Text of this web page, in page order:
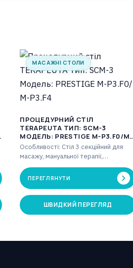
МАСАЖНІ СТОЛИ
ПРОЦЕДУРНИЙ СТІЛ
TERAPEUTA ТИП: SCM-3
МОДЕЛЬ: PRESTIGE М-P3.F0/М-
P3.F4
Особливості: Стіл 3 секційний для
масажу, мануальної терапії,
фізіотерапії. Постуральний дренаж
за допомогою електродвигуна, що
керується…
ПЕРЕГЛЯНУТИ
ШВИДКИЙ ПЕРЕГЛЯД